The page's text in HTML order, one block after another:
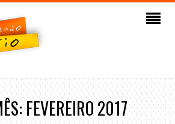
FEVEREIRO 2017